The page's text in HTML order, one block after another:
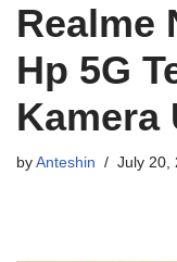
Realme
Hp 5G
Kamera
by Anteshin July 20,